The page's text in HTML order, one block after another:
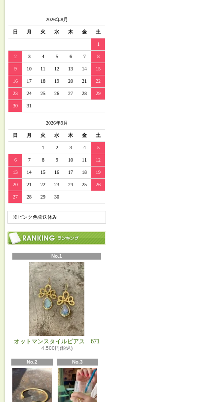
2026年8月
日 月 火 水 木 金 土
1
2 3 4 5 6 7 8
9 10 11 12 13 14 15
16 17 18 19 20 21 22
23 24 25 26 27 28 29
30 31
2026年9月
日 月 火 水 木 金 土
1 2 3 4 5
6 7 8 9 10 11 12
13 14 15 16 17 18 19
20 21 22 23 24 25 26
27 28 29 30
※ピンク色発送休み
No.1
オットマンスタイルピアス 671
4,500円(税込)
No.2 No.3